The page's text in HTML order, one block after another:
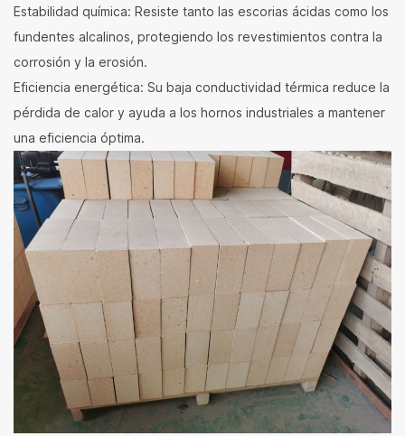
Estabilidad química: Resiste tanto las escorias ácidas como los
fundentes alcalinos, protegiendo los revestimientos contra la
corrosión y la erosión.
Eficiencia energética: Su baja conductividad térmica reduce la
pérdida de calor y ayuda a los hornos industriales a mantener
una eficiencia óptima.